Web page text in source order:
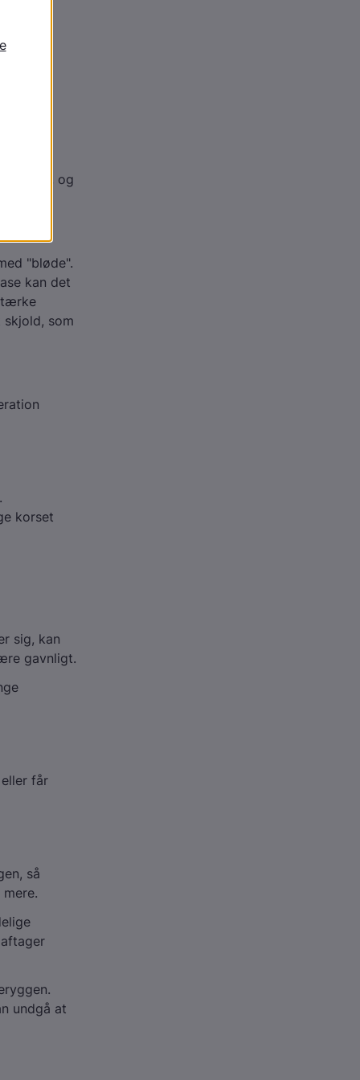
for
og
og
"bløde".
kan det
som
korset
sig, kan
gavnligt.
får
så
undgå at